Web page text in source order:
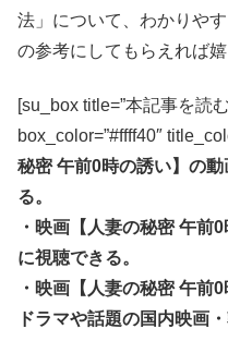
法」について、わかりや
の参考にしてもらえれば嬉
[su_box title=”本記事を読
box_color=”#ffff40″
秘密 午前0時の誘い】の
る。
・映画【人妻の秘密 午前
に視聴できる。
・映画【人妻の秘密 午前
ドラマや話題の国内映画